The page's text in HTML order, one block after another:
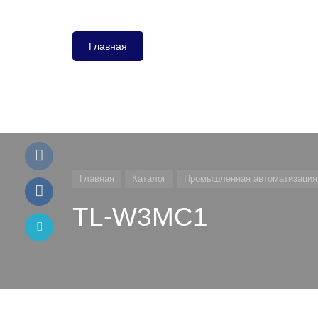
Главная
Главная Каталог Промышленная автоматизация
TL-W3MC1